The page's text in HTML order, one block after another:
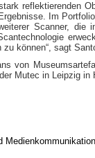
reflektierenden
Im
Scanner, die
können“, sagt
von
Mutec in Leipzig in